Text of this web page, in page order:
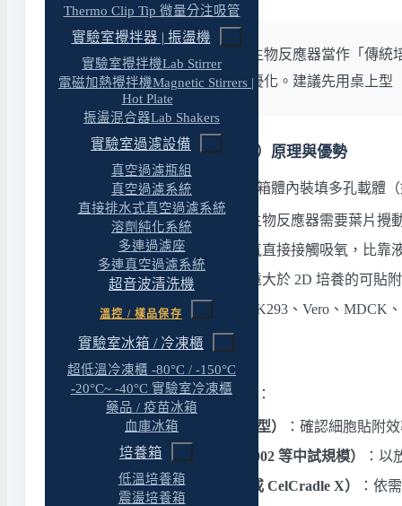
Thermo Clip Tip 微量分注吸管
實驗室攪拌器 | 振盪機
實驗室攪拌機Lab Stirrer
電磁加熱攪拌機Magnetic Stirrers |
Hot Plate
振盪混合器Lab Shakers
實驗室過濾設備
真空過濾瓶組
真空過濾系統
直接排水式真空過濾系統
溶劑純化系統
多連過濾座
多連真空過濾系統
超音波清洗機
溫控 / 樣品保存
實驗室冰箱 / 冷凍櫃
超低溫冷凍櫃 -80°C / -150°C
-20°C~ -40°C 實驗室冷凍櫃
藥品 / 疫苗冰箱
血庫冰箱
培養箱
低溫培養箱
震盪培養箱
實務觀察：
很多研究室把生物反應器當作「傳
數、收穫時機都需要重新優化。建議先用桌上型
二、潮汐式（Tide Motion）原理與優勢
潮汐式生物反應器運作原理：箱體內裝填多孔載體
低剪切力：相較於攪拌式生物反應器需要葉片攪
高效氣體交換：細胞與空氣直接接觸吸氧，比靠
大表面積：多孔載體提供遠大於 2D 培養的可貼
適用細胞類型：CHO、HEK293、Vero、MDCK
從研發到生產的逐步放大建議：
研發階段（CelCradle 桌上型）
：確認細胞貼附
製程驗證階段（TideXcell-002 等中試規模）
：以
生產階段（TideXcell-010 或 CelCradle X）
：依